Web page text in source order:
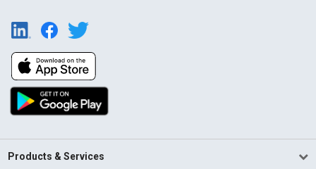
Products & Services